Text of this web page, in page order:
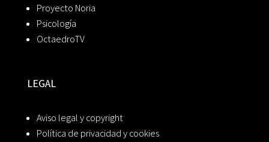
Proyecto Noria
Psicología
OctaedroTV
LEGAL
Aviso legal y copyright
Política de privacidad y cookies